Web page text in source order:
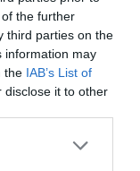
the further
third parties on the
information may
the IAB’s List of
disclose it to other